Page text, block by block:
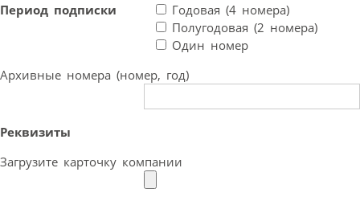
Период подписки
Годовая (4 номера)
Полугодовая (2 номера)
Один номер
Архивные номера (номер, год)
Реквизиты
Загрузите карточку компании